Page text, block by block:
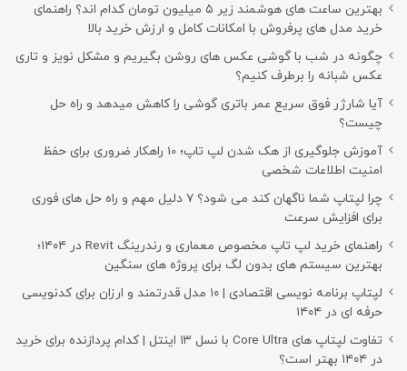
بهترین ساعت های هوشمند زیر ۵ میلیون تومان کدام اند؟ راهنمای
خرید مدل های پرفروش با امکانات کامل و ارزش خرید بالا
چگونه در شب با گوشی عکس های روشن بگیریم و مشکل نویز و تاری
عکس شبانه را برطرف کنیم؟
آیا شارژر فوق سریع عمر باتری گوشی را کاهش میدهد و راه حل
چیست؟
آموزش جلوگیری از هک شدن لپ تاپ؛ 10 راهکار ضروری برای حفظ
امنیت اطلاعات شخصی
چرا لپتاپ شما ناگهان کند می شود؟ ۷ دلیل مهم و راه حل های فوری
برای افزایش سرعت
راهنمای خرید لپ تاپ مخصوص معماری و رندرینگ Revit در ۱۴۰۴؛
بهترین سیستم های بدون لگ برای پروژه های سنگین
لپتاپ برنامه نویسی اقتصادی | ۱۰ مدل قدرتمند و ارزان برای کدنویسی
حرفه ای در ۱۴۰۴
تفاوت لپتاپ های Core Ultra با نسل ۱۳ اینتل | کدام پردازنده برای خرید
در ۱۴۰۴ بهتر است؟